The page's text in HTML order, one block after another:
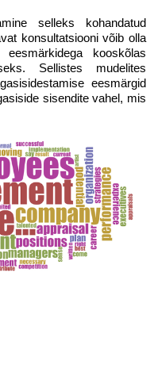
selleks kohandatud
konsultatsiooni võib olla
kooskõlas
Sellistes mudelites
eesmärgid
sisendite vahel, mis